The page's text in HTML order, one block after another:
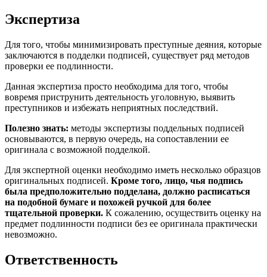
Экспертиза
Для того, чтобы минимизировать преступные деяния, которые
заключаются в подделки подписей, существует ряд методов
проверки ее подлинности.
Данная экспертиза просто необходима для того, чтобы
вовремя приструнить деятельность уголовную, выявить
преступников и избежать неприятных последствий.
Полезно знать: методы экспертизы поддельных подписей
основываются, в первую очередь, на сопоставлении ее
оригинала с возможной подделкой.
Для экспертной оценки необходимо иметь несколько образцов
оригинальных подписей. Кроме того, лицо, чья подпись
была предположительно подделана, должно расписаться
на подобной бумаге и похожей ручкой для более
тщательной проверки. К сожалению, осуществить оценку на
предмет подлинности подписи без ее оригинала практически
невозможно.
Ответственность